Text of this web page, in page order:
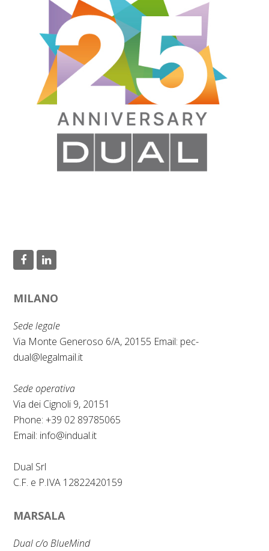
c
e
b
o
k
L
n
k
e
d
n
MILANO
Sede legale
Via Monte Generoso 6/A, 20155 Email: pec-
dual@legalmail.it
Sede operativa
Via dei Cignoli 9, 20151
Phone: +39 02 89785065
Email: info@indual.it
Dual Srl
C.F. e P.IVA 12822420159
MARSALA
Dual c/o BlueMind